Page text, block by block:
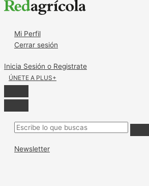
Mi Perfil
Cerrar sesión
Inicia Sesión o Registrate
ÚNETE A PLUS+
Newsletter